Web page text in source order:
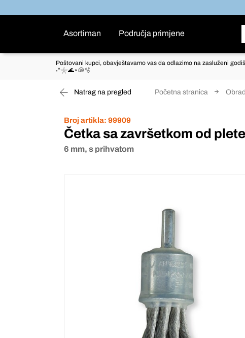
Asortiman Područja primjene
Poštovani kupci, obavještavamo vas da odlazimo na zasluženi
˖°𓇼🌊⋆🐚🫧
Natrag na pregled Početna stranica
Broj artikla: 99909
Četka sa završetkom od
6 mm, s prihvatom